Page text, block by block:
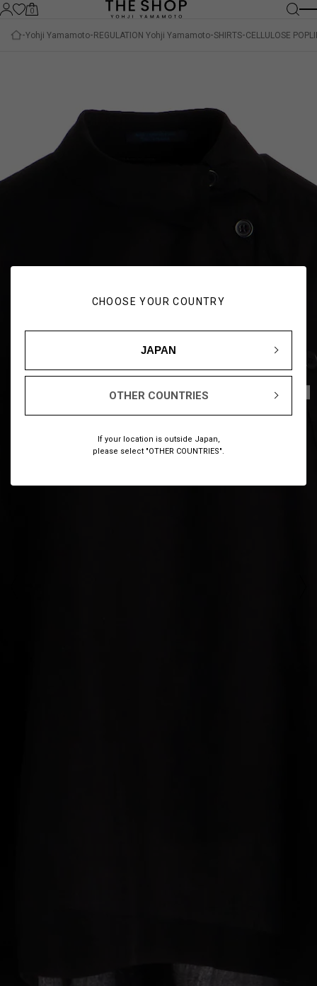
CHOOSE YOUR COUNTRY
JAPAN
OTHER COUNTRIES
If your location is outside Japan,
please select "OTHER COUNTRIES".
0
Yohji Yamamoto REGULATION Yohji Yamamoto SHIRTS CELLULOSE